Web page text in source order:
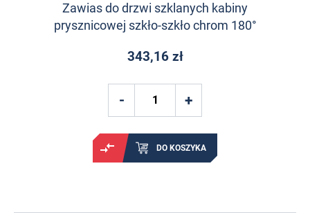
Zawias do drzwi szklanych kabiny
prysznicowej szkło-szkło chrom 180°
343,16 zł
DO KOSZYKA